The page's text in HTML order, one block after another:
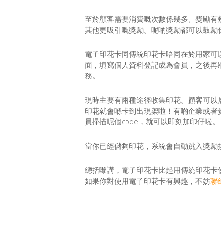
至於顧客需要消費嘅次數係幾多、獎勵
其他更吸引嘅獎勵。呢啲獎勵都可以鼓勵
電子印花卡同傳統印花卡唔同在於用家
面，填寫個人資料登記成為會員，之後
務。
現時主要有兩種途徑收集印花。顧客可
印花就會喺卡到出現架啦！有啲企業或
員掃描呢個code，就可以即刻加印仔啦。
當你已經儲夠印花，系統會自動跳入獎勵
總括嚟講，電子印花卡比起用傳統印花卡
如果你對使用電子印花卡有興趣，不妨聯